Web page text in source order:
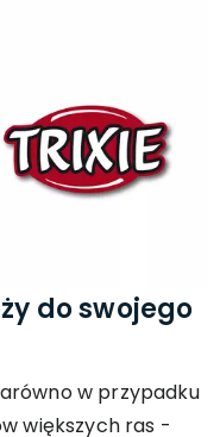
do swojego
w przypadku
większych ras -